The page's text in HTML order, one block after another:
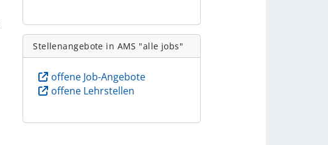
Stellenangebote in AMS "alle jobs"
offene Job-Angebote
offene Lehrstellen